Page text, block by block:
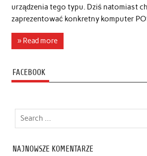
urządzenia tego typu. Dziś natomiast
zaprezentować konkretny komputer
» Read more
FACEBOOK
NAJNOWSZE KOMENTARZE